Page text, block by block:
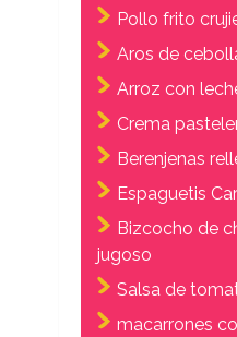
Pollo frito
Aros de
Arroz con
Crema
Berenjenas
Espaguetis
Bizcocho de
jugoso
Salsa de
macarrones